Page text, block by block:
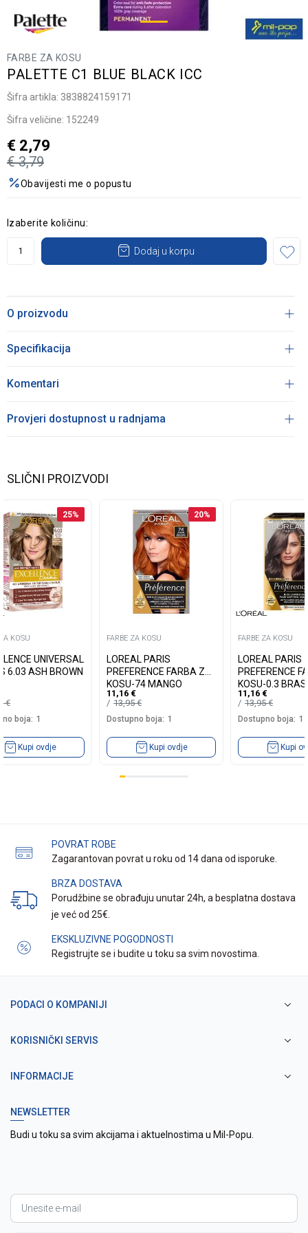
FARBE ZA KOSU
PALETTE C1 BLUE BLACK ICC
Šifra artikla: 3838824159171
Šifra veličine: 152249
€ 3,79
€ 2,79
Obavijesti me o popustu
Izaberite količinu:
Dodaj u korpu
O proizvodu
Specifikacija
Komentari
Provjeri dostupnost u radnjama
SLIČNI PROIZVODI
25%
KOSU
UNIVERSAL
6.03 ASH BROWN
€
boja: 1
Kupi ovdje
20%
FARBE ZA KOSU
LOREAL PARIS
PREFERENCE FARBA ZA
KOSU-74 MANGO
INTENSE COOPER
11,16 €
13,95€
Dostupno boja: 1
Kupi ovdje
FARBE ZA KOSU
LOREAL PARIS
PREFERENCE
KOSU-0.3
DARK BROWN
11,16 €
13,95€
Dostupno boja: 1
Kupi
POVRAT ROBE
Zagarantovan povrat u roku od 14 dana od isporuke.
BRZA DOSTAVA
Porudžbine se obrađuju unutar 24h, a besplatna dostava
je već od 25€.
EKSKLUZIVNE POGODNOSTI
Registrujte se i budite u toku sa svim novostima.
PODACI O KOMPANIJI
KORISNIČKI SERVIS
INFORMACIJE
NEWSLETTER
Budi u toku sa svim akcijama i aktuelnostima u Mil-Popu.